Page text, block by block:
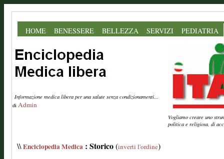
HOME BENESSERE BELLEZZA SERVIZI PEDIATRIA
Informazione medica libera per una salute senza condizionamenti...
di Admin
Vogliamo creare uno
politica e religiosa, di
\\Enciclopedia Medica : Storico(inverti l'ordine)